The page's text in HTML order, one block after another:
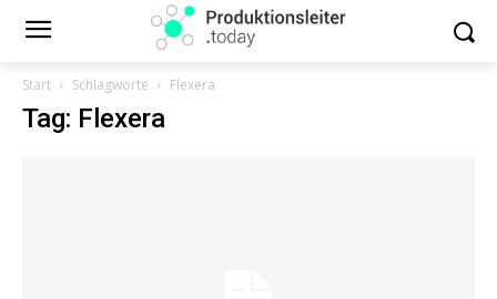
Start Schlagworte Flexera
Tag: Flexera